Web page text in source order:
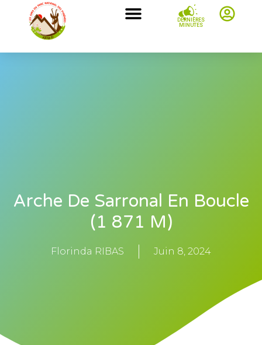
DERNIÈRES
MINUTES
Arche De Sarronal En Boucle
(1 871 M)
Florinda RIBAS Juin 8, 2024